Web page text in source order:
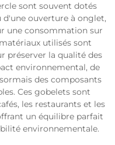
sont souvent dotés
ouverture à onglet,
une consommation sur
utilisés sont
préserver la qualité des
environnemental, de
des composants
Ces gobelets sont
les restaurants et les
un équilibre parfait
environnementale.